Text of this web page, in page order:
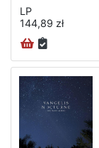
LP
144,89 zł